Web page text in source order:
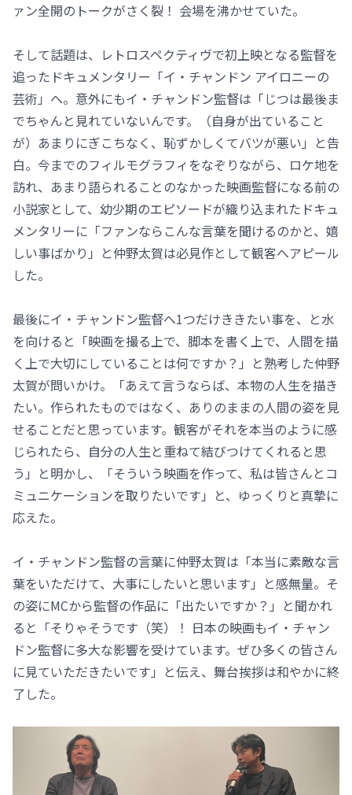
ァン全開のトークがさく裂！ 会場を沸かせていた。
そして話題は、レトロスペクティヴで初上映となる監督を
追ったドキュメンタリー「イ・チャンドン アイロニーの
芸術」へ。意外にもイ・チャンドン監督は「じつは最後ま
でちゃんと見れていないんです。（自身が出ていること
が）あまりにぎこちなく、恥ずかしくてバツが悪い」と告
白。今までのフィルモグラフィをなぞりながら、ロケ地を
訪れ、あまり語られることのなかった映画監督になる前の
小説家として、幼少期のエピソードが織り込まれたドキュ
メンタリーに「ファンならこんな言葉を聞けるのかと、嬉
しい事ばかり」と仲野太賀は必見作として観客へアピール
した。
最後にイ・チャンドン監督へ1つだけききたい事を、と水
を向けると「映画を撮る上で、脚本を書く上で、人間を描
く上で大切にしていることは何ですか？」と熟考した仲野
太賀が問いかけ。「あえて言うならば、本物の人生を描き
たい。作られたものではなく、ありのままの人間の姿を見
せることだと思っています。観客がそれを本当のように感
じられたら、自分の人生と重ねて結びつけてくれると思
う」と明かし、「そういう映画を作って、私は皆さんとコ
ミュニケーションを取りたいです」と、ゆっくりと真摯に
応えた。
イ・チャンドン監督の言葉に仲野太賀は「本当に素敵な言
葉をいただけて、大事にしたいと思います」と感無量。そ
の姿にMCから監督の作品に「出たいですか？」と聞かれ
ると「そりゃそうです（笑）！ 日本の映画もイ・チャン
ドン監督に多大な影響を受けています。ぜひ多くの皆さん
に見ていただきたいです」と伝え、舞台挨拶は和やかに終
了した。